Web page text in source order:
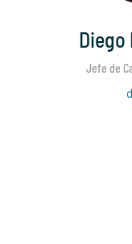
Diego
Jefe de